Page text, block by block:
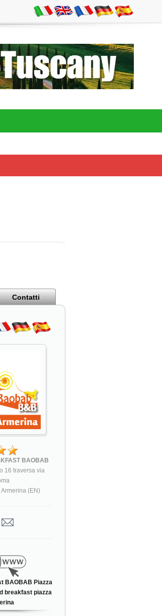
Contatti
BAOBAB
16 traversa via
(EN)
BAOBAB Piazza
breakfast piazza